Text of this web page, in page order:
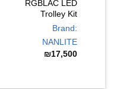
RGBLAC LED
Trolley Kit
Brand:
NANLITE
₪17,500